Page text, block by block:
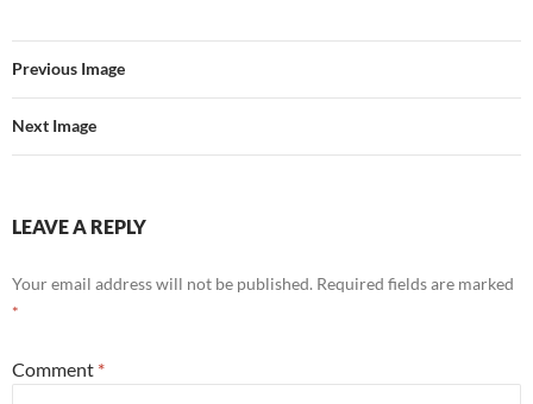
Previous Image
Next Image
LEAVE A REPLY
Your email address will not be published. Required fields are marked
*
Comment *